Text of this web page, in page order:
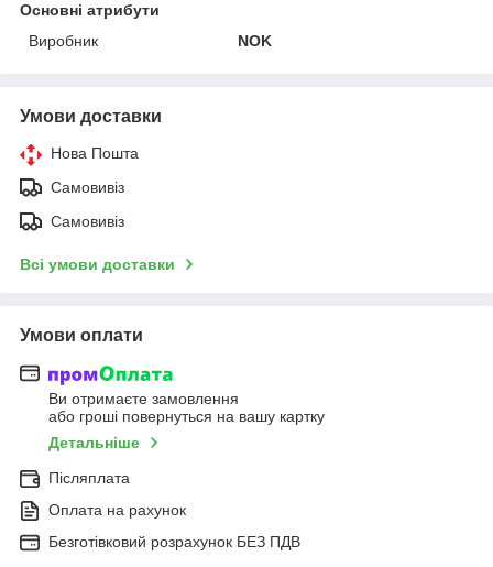
Основні атрибути
Виробник
NOK
Умови доставки
Нова Пошта
Самовивіз
Самовивіз
Всі умови доставки
Умови оплати
Ви отримаєте замовлення
або гроші повернуться на вашу картку
Детальніше
Післяплата
Оплата на рахунок
Безготівковий розрахунок БЕЗ ПДВ